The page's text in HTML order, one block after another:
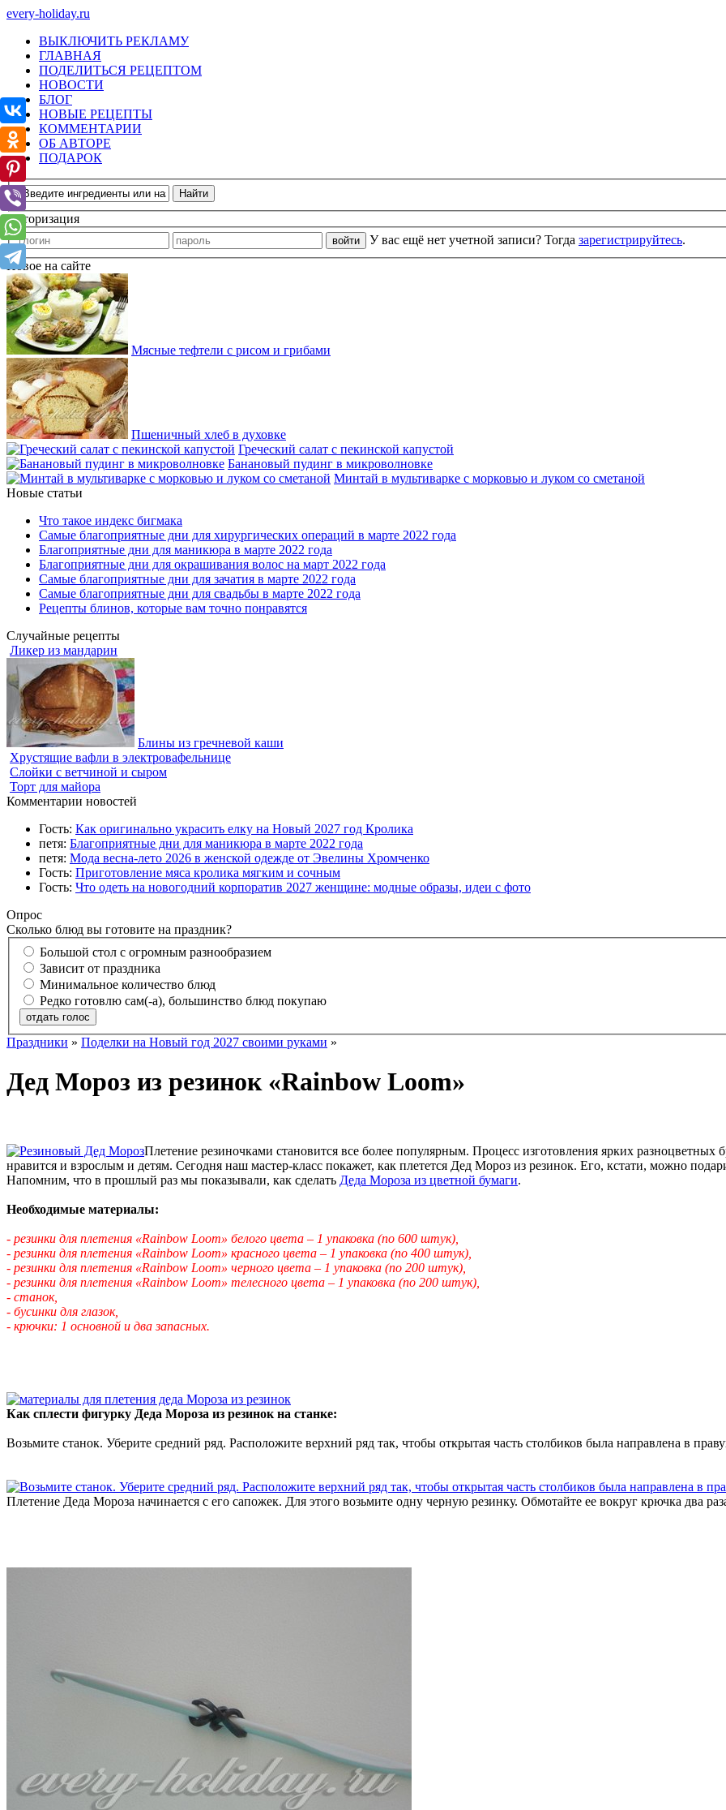
every-holiday.ru
ВЫКЛЮЧИТЬ РЕКЛАМУ
ГЛАВНАЯ
ПОДЕЛИТЬСЯ РЕЦЕПТОМ
НОВОСТИ
БЛОГ
НОВЫЕ РЕЦЕПТЫ
КОММЕНТАРИИ
ОБ АВТОРЕ
ПОДАРОК
Авторизация
У вас ещё нет учетной записи? Тогда зарегистрируйтесь.
Новое на сайте
Мясные тефтели с рисом и грибами
Пшеничный хлеб в духовке
Греческий салат с пекинской капустой
Банановый пудинг в микроволновке
Минтай в мультиварке с морковью и луком со сметаной
Новые статьи
Что такое индекс бигмака
Самые благоприятные дни для хирургических операций в марте 2022 года
Благоприятные дни для маникюра в марте 2022 года
Благоприятные дни для окрашивания волос на март 2022 года
Самые благоприятные дни для зачатия в марте 2022 года
Самые благоприятные дни для свадьбы в марте 2022 года
Рецепты блинов, которые вам точно понравятся
Случайные рецепты
Ликер из мандарин
Блины из гречневой каши
Хрустящие вафли в электровафельнице
Слойки с ветчиной и сыром
Торт для майора
Комментарии новостей
Гость: Как оригинально украсить елку на Новый 2027 год Кролика
петя: Благоприятные дни для маникюра в марте 2022 года
петя: Мода весна-лето 2026 в женской одежде от Эвелины Хромченко
Гость: Приготовление мяса кролика мягким и сочным
Гость: Что одеть на новогодний корпоратив 2027 женщине: модные образы, идеи с фото
Опрос
Сколько блюд вы готовите на праздник?
Большой стол с огромным разнообразием
Зависит от праздника
Минимальное количество блюд
Редко готовлю сам(-а), большинство блюд покупаю
отдать голос
Праздники » Поделки на Новый год 2027 своими руками »
Дед Мороз из резинок «Rainbow Loom»
Плетение резиночками становится все более популярным. Процесс изготовления ярких
нравится и взрослым и детям. Сегодня наш мастер-класс покажет, как плетется Дед Мороз из резинок. Его, кстати, можно
Напомним, что в прошлый раз мы показывали, как сделать Деда Мороза из цветной бумаги.
Необходимые материалы:
- резинки для плетения «Rainbow Loom» белого цвета – 1 упаковка (по 600 штук),
- резинки для плетения «Rainbow Loom» красного цвета – 1 упаковка (по 400 штук),
- резинки для плетения «Rainbow Loom» черного цвета – 1 упаковка (по 200 штук),
- резинки для плетения «Rainbow Loom» телесного цвета – 1 упаковка (по 200 штук),
- станок,
- бусинки для глазок,
- крючки: 1 основной и два запасных.
Как сплести фигурку Деда Мороза из резинок на станке:
Возьмите станок. Уберите средний ряд. Расположите верхний ряд так, чтобы открытая часть столбиков была направлена в
Плетение Деда Мороза начинается с его сапожек. Для этого возьмите одну черную резинку. Обмотайте ее вокруг крючка два